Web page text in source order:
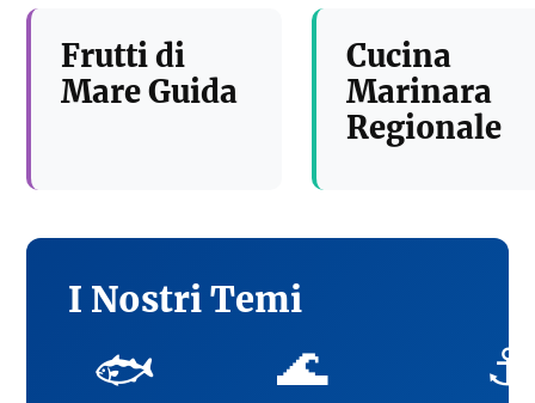
Frutti di
Mare Guida
Cucina
Marinara
Regionale
I Nostri Temi
🐟 🌊 ⚓